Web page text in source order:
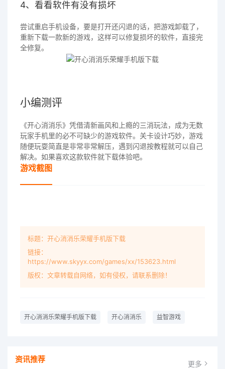
4、看看软件有没有损坏
尝试重启手机设备，要是打开还闪退的话，把游戏卸载了，
重新下载一款新的游戏，这样可以修复损坏的软件，直接完
全修复。
小编测评
《开心消消乐》凭借清新画风和上瘾的三消玩法，成为无数
玩家手机里的必不可缺少的游戏软件。关卡设计巧妙，游戏
随便玩耍简直是非常非常解压，遇到闪退按教程就可以自己
解决。如果喜欢这款软件就下载体验吧。
游戏截图
标题：开心消消乐荣耀手机版下载
链接：
https://www.skyyx.com/games/xx/153623.html
版权：文章转载自网络，如有侵权，请联系删除！
开心消消乐荣耀手机版下载 开心消消乐 益智游戏
资讯推荐 更多